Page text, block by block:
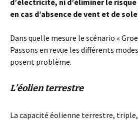
en cas d’absence de vent et de
Dans quelle mesure le scénario «
Passons en revue les différents
posent problème.
L’éolien terrestre
La capacité éolienne terrestre,